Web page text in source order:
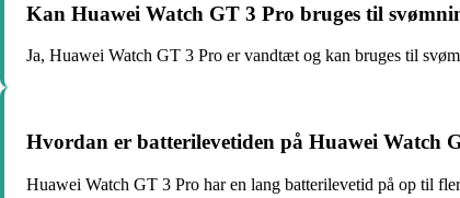
Kan Huawei Watch GT 3 Pro bruges til
Ja, Huawei Watch GT 3 Pro er vandtæt og kan bruges til
Hvordan er batterilevetiden på Huawei Watch
Huawei Watch GT 3 Pro har en lang batterilevetid på op til